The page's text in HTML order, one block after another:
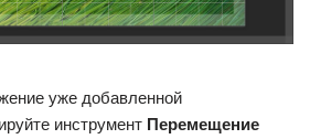
уже добавленной
инструмент Перемещение